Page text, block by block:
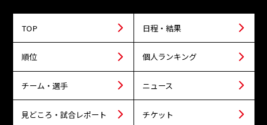
TOP 日程・結果
順位 個人ランキング
チーム・選手 ニュース
見どころ・試合レポート チケット